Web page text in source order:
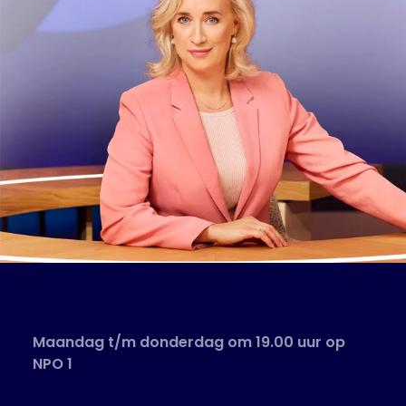
Maandag t/m donderdag om 19.00 uur op
NPO 1